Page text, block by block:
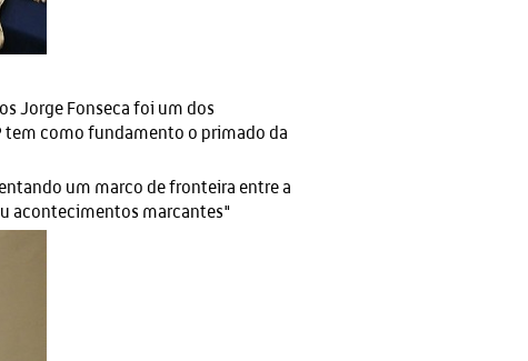
Jorge Fonseca foi um dos
tem como fundamento o primado da
um marco de fronteira entre a
acontecimentos marcantes"